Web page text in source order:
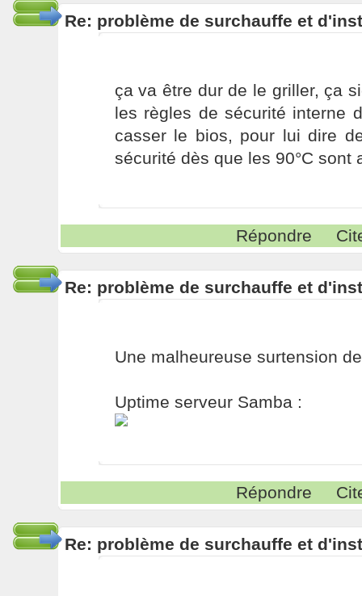
Re: problème de surchauffe et
ça va être dur de le griller, ça
les règles de sécurité interne
casser le bios, pour lui dire
sécurité dès que les 90°C sont
Répondre
Re: problème de surchauffe et
Une malheureuse surtension
Uptime serveur Samba :
Répondre
Re: problème de surchauffe et